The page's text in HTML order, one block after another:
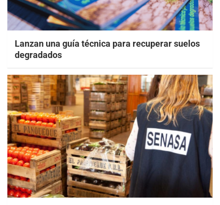
Lanzan una guía técnica para recuperar suelos
degradados